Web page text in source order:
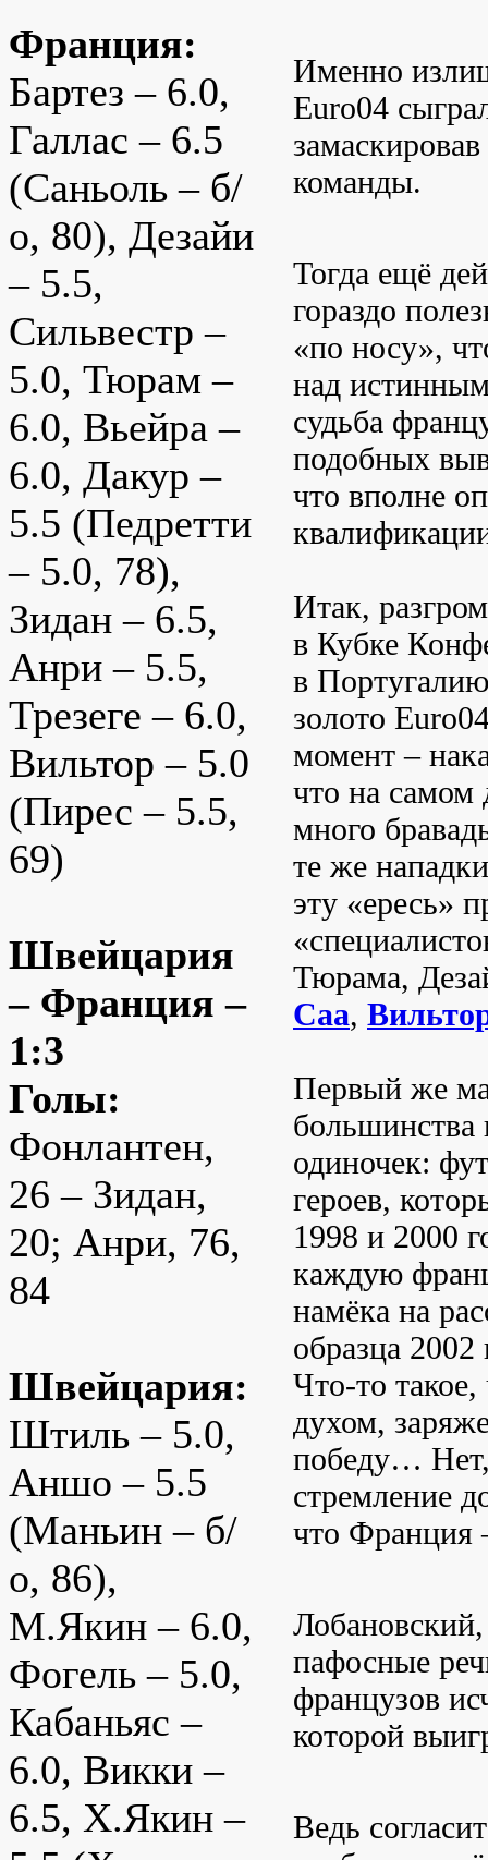
Франция:
Бартез – 6.0,
Галлас – 6.5
(Саньоль – б/
о, 80), Дезайи
– 5.5,
Сильвестр –
5.0, Тюрам –
6.0, Вьейра –
6.0, Дакур –
5.5 (Педретти
– 5.0, 78),
Зидан – 6.5,
Анри – 5.5,
Трезеге – 6.0,
Вильтор – 5.0
(Пирес – 5.5,
69)
Швейцария
– Франция –
1:3
Голы:
Фонлантен,
26 – Зидан,
20; Анри, 76,
84
Швейцария:
Штиль – 5.0,
Аншо – 5.5
(Маньин – б/
о, 86),
М.Якин – 6.0,
Фогель – 5.0,
Кабаньяс –
6.0, Викки –
6.5, Х.Якин –
Именно
Euro04
команды.
Тогда ещё
гораздо
«по носу»,
над
судьба
подобных
что вполне
Итак,
в Кубке
в
золото
момент –
что на
много
те же
эту «ересь»
Тюрама,
Саа,
Первый же
большинства
одиночек:
героев,
1998 и 2000
каждую
намёка на
образца
Что-то
духом,
победу… Нет,
стремление
что Франция
пафосные
французов
которой
Ведь